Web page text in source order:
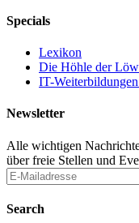
Specials
Lexikon
Die Höhle der
IT-
Newsletter
Alle wichtigen
über freie Stellen und
Search